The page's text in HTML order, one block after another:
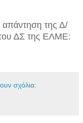
της Δ/
του ΔΣ της ΕΛΜΕ:
σχόλια: